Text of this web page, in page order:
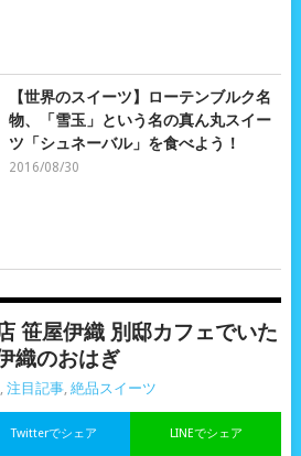
【世界のスイーツ】ローテンブルク名
物、「雪玉」という名の真ん丸スイー
ツ「シュネーバル」を食べよう！
2016/08/30
笹屋伊織 別邸カフェでいた
織のおはぎ
, 注目記事, 絶品スイーツ
LINEでシェア
Twitterでシェア